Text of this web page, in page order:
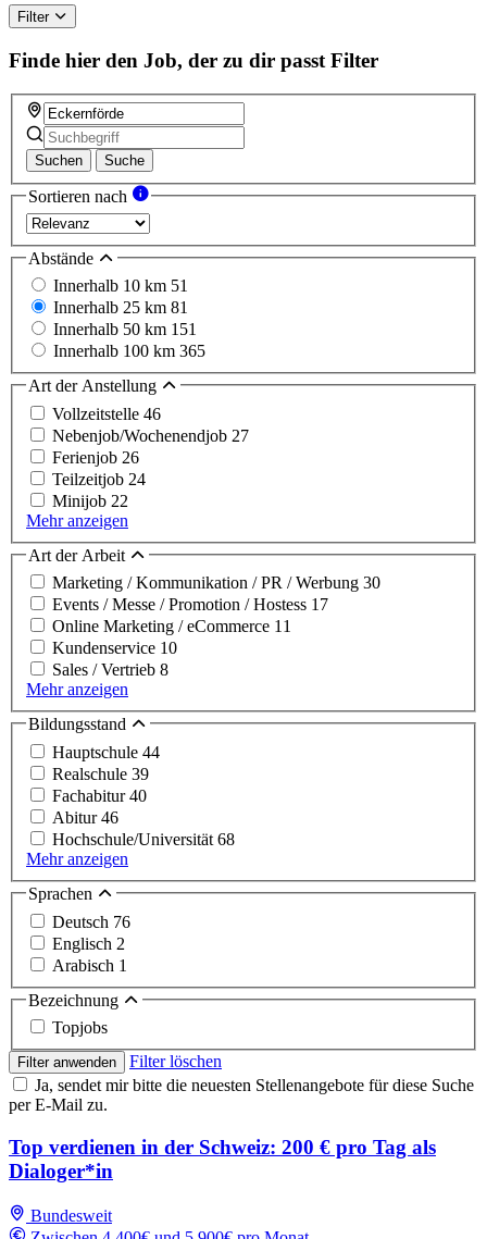
Filter
Finde hier den Job, der zu dir passt Filter
Suchen Suche
Sortieren nach
Abstände
Innerhalb 10 km 51
Innerhalb 25 km 81
Innerhalb 50 km 151
Innerhalb 100 km 365
Art der Anstellung
Vollzeitstelle 46
Nebenjob/Wochenendjob 27
Ferienjob 26
Teilzeitjob 24
Minijob 22
Mehr anzeigen
Art der Arbeit
Marketing / Kommunikation / PR / Werbung 30
Events / Messe / Promotion / Hostess 17
Online Marketing / eCommerce 11
Kundenservice 10
Sales / Vertrieb 8
Mehr anzeigen
Bildungsstand
Hauptschule 44
Realschule 39
Fachabitur40
Abitur46
Hochschule/Universität 68
Mehr anzeigen
Sprachen
Deutsch 76
Englisch 2
Arabisch 1
Bezeichnung
Topjobs
Filter anwenden
Filter löschen
Ja, sendet mir bitte die neuesten Stellenangebote für diese Suche
per E-Mail zu.
Top verdienen in der Schweiz: 200 € pro Tag als
Dialoger*in
Bundesweit